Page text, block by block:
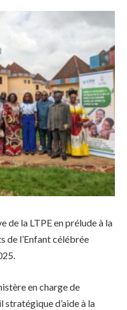
de la LTPE en prélude à la
de l’Enfant célébrée
en charge de
stratégique d’aide à la